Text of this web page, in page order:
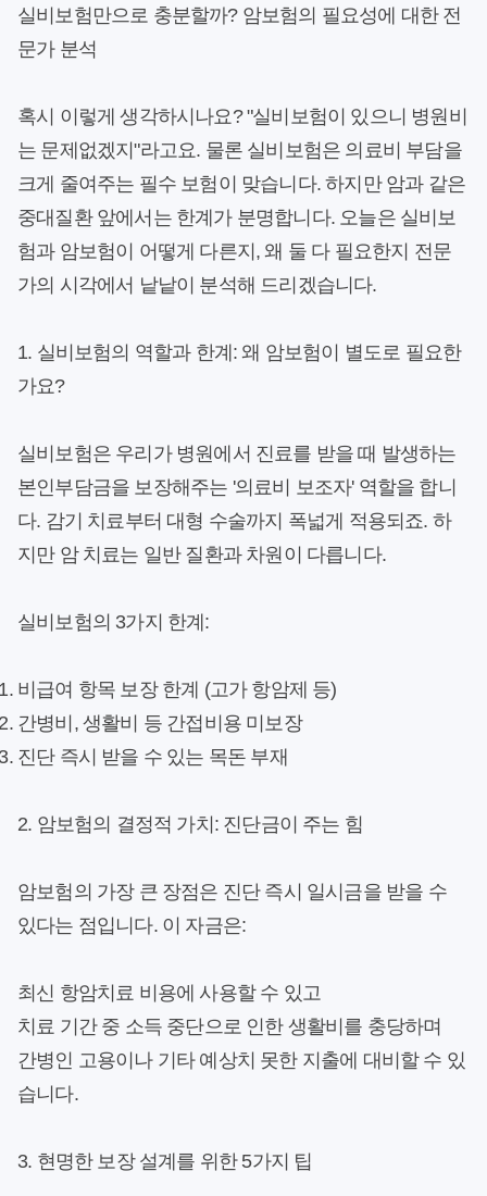
실비보험만으로 충분할까? 암보험의 필요성에 대한 전
문가 분석
혹시 이렇게 생각하시나요? "실비보험이 있으니 병원비
는 문제없겠지"라고요. 물론 실비보험은 의료비 부담을
크게 줄여주는 필수 보험이 맞습니다. 하지만 암과 같은
중대질환 앞에서는 한계가 분명합니다. 오늘은 실비보
험과 암보험이 어떻게 다른지, 왜 둘 다 필요한지 전문
가의 시각에서 낱낱이 분석해 드리겠습니다.
1. 실비보험의 역할과 한계: 왜 암보험이 별도로 필요한
가요?
실비보험은 우리가 병원에서 진료를 받을 때 발생하는
본인부담금을 보장해주는 '의료비 보조자' 역할을 합니
다. 감기 치료부터 대형 수술까지 폭넓게 적용되죠. 하
지만 암 치료는 일반 질환과 차원이 다릅니다.
실비보험의 3가지 한계:
비급여 항목 보장 한계 (고가 항암제 등)
간병비, 생활비 등 간접비용 미보장
진단 즉시 받을 수 있는 목돈 부재
2. 암보험의 결정적 가치: 진단금이 주는 힘
암보험의 가장 큰 장점은 진단 즉시 일시금을 받을 수
있다는 점입니다. 이 자금은:
최신 항암치료 비용에 사용할 수 있고
치료 기간 중 소득 중단으로 인한 생활비를 충당하며
간병인 고용이나 기타 예상치 못한 지출에 대비할 수 있
습니다.
3. 현명한 보장 설계를 위한 5가지 팁